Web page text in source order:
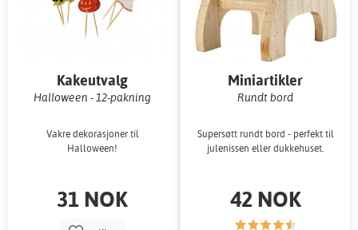
Kakeutvalg
Halloween - 12-pakning
Vakre dekorasjoner til
Halloween!
31 NOK
Miniartikler
Rundt bord
Supersøtt rundt bord - perfekt til
julenissen eller dukkehuset.
42 NOK